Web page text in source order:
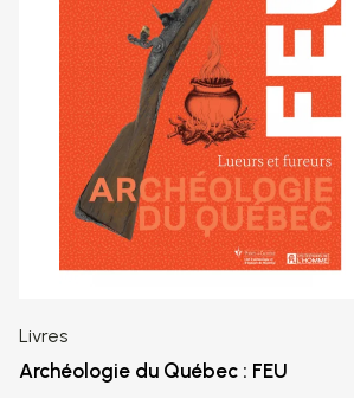
Livres
Archéologie du Québec : FEU